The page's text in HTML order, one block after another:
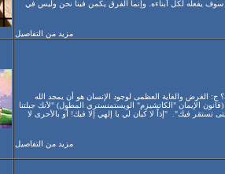
سوف يفعله لكل أبناءه. وإنما الفرق يكمن فينا نحن وليس في
مزيد من التفاصيل
الغرض والغاية العظمى لوجود الإنسان هو أن يمجد الله
الإيمان "الكاتشيزم" الويستمنستري المطول) "لأنك جبلتنا
تستقر فيك". "إذاً لا كيان لي يا إلهي إلا فيك! أو بالأحرى لا
مزيد من التفاصيل